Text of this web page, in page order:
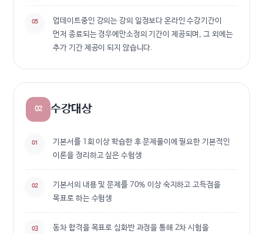
05
업데이트중인 강의는 강의 일정보다 온라인 수강기간이
먼저 종료되는 경우에만소정의 기간이 제공되며, 그 외에는
추가 기간 제공이 되지 않습니다.
02 수강대상
01
기본서를 1회 이상 학습한 후 문제풀이에 필요한 기본적인
이론을 정리하고 싶은 수험생
02
기본서의 내용 및 문제를 70% 이상 숙지하고 고득점을
목표로 하는 수험생
03
동차 합격을 목표로 심화반 과정을 통해 2차 시험을